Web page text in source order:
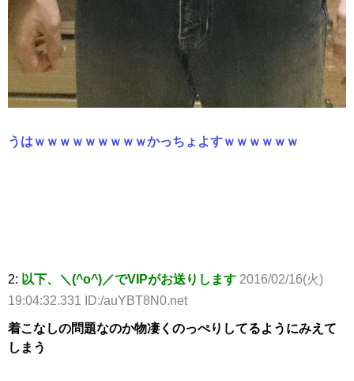
うはｗｗｗｗｗｗｗｗｗかっちょよすｗｗｗｗｗｗ
2: 以下、＼(^o^)／でVIPがお送りします 2016/02/16(火)
19:04:32.331 ID:/auYBT8N0.net
着こなしの問題なのか物凄くのっぺりしてるようにみえて
しまう